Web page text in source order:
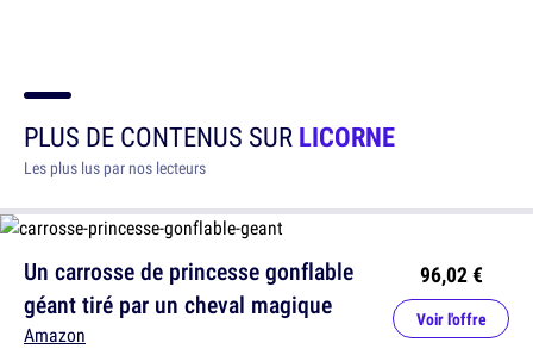
PLUS DE CONTENUS SURLICORNE
Les plus lus par nos lecteurs
Un carrosse de princesse gonflable
géant tiré par un cheval magique
Amazon
96,02 €
Voir l'offre